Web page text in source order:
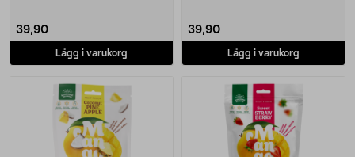
39,90
Lägg i varukorg
39,90
Lägg i varukorg